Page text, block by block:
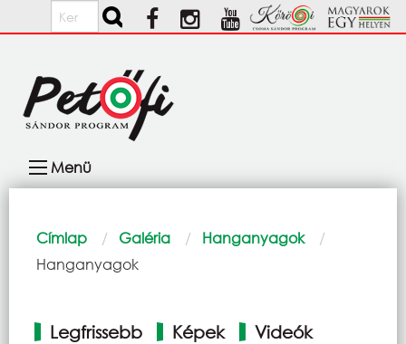
Ugrás a tartalomra
Keresés
navigáció
Menü
Morzsa
Címlap Galéria
Hanganyagok
Current:
Hanganyagok
fülek
Legfrissebb Képek Videók